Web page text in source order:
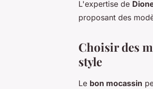
L'expertise de
proposant des
Choisir des
style
Le bon mocassin